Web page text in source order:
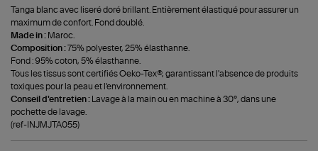
Tanga blanc avec liseré doré brillant. Entièrement élastiqué pour assurer un
maximum de confort. Fond doublé.
Made in : Maroc.
Composition : 75% polyester, 25% élasthanne.
Fond : 95% coton, 5% élasthanne.
Tous les tissus sont certifiés Oeko-Tex®, garantissant l'absence de produits
toxiques pour la peau et l'environnement.
Conseil d'entretien : Lavage à la main ou en machine à 30°, dans une
pochette de lavage.
(ref-INJMJTA055)